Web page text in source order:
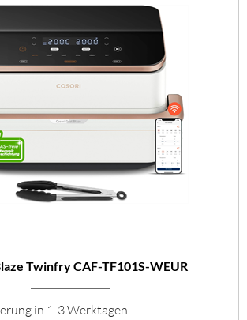
Twinfry CAF-TF101S-WEUR
in 1-3 Werktagen